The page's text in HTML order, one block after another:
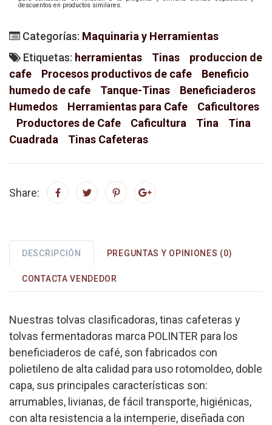
descuentos en productos similares.
Categorías: Maquinaria y Herramientas
Etiquetas: herramientas Tinas
produccion de
cafe
Procesos productivos de cafe
Beneficio
humedo de cafe
Tanque-Tinas
Beneficiaderos
Humedos
Herramientas para Cafe
Caficultores
Productores de Cafe
Caficultura Tina
Tina
Cuadrada
Tinas Cafeteras
Share:
DESCRIPCIÓN PREGUNTAS Y OPINIONES (0)
CONTACTA VENDEDOR
Nuestras tolvas clasificadoras, tinas cafeteras y
tolvas fermentadoras marca POLINTER para los
beneficiaderos de café, son fabricados con
polietileno de alta calidad para uso rotomoldeo, doble
capa, sus principales características son:
arrumables, livianas, de fácil transporte, higiénicas,
con alta resistencia a la intemperie, diseñada con